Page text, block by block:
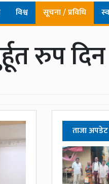
विश्व सूचना / प्रविधि
रुप
ताजा अपडेट